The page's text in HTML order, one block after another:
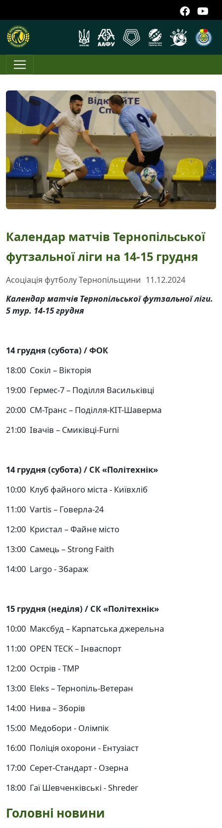
Календар матчів Тернопільської
футзальної ліги на 14-15 грудня
Асоціація футболу Тернопільщини 11.12.2024
Календар матчів Тернопільської футзальної ліги.
5 тур. 14-15 грудня
14 грудня (субота) / ФОК
18:00 Сокіл – Вікторія
19:00 Гермес-7 – Поділля Васильківці
20:00 СМ-Транс – Поділля-КІТ-Шаверма
21:00 Івачів – Смиківці-Furni
14 грудня (субота) / СК «Політехнік»
10:00 Клуб файного міста - Київхліб
11:00 Vartis – Говерла-24
12:00 Кристал – Файне місто
13:00 Самець – Strong Faith
14:00 Largo - Збараж
15 грудня (неділя) / СК «Політехнік»
10:00 Максбуд – Карпатська джерельна
11:00 OPEN TECK – Інваспорт
12:00 Острів - ТМР
13:00 Eleks – Тернопіль-Ветеран
14:00 Нива – Зборів
15:00 Медобори - Олімпік
16:00 Поліція охорони - Ентузіаст
17:00 Серет-Стандарт - Озерна
18:00 Гаї Шевченківські - Shreder
Головні новини